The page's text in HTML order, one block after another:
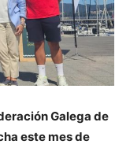
Galega de
este mes de